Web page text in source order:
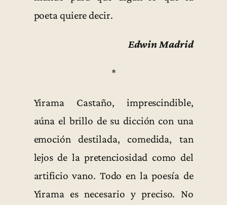
poeta quiere decir.
Edwin Madrid
*
Yirama Castaño, imprescindible,
aúna el brillo de su dicción con una
emoción destilada, comedida, tan
lejos de la pretenciosidad como del
artificio vano. Todo en la poesía de
Yirama es necesario y preciso. No